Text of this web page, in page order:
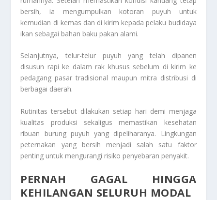
bersih, ia mengumpulkan kotoran puyuh untuk
kemudian di kemas dan di kirim kepada pelaku budidaya
ikan sebagai bahan baku pakan alami.
Selanjutnya, telur-telur puyuh yang telah dipanen
disusun rapi ke dalam rak khusus sebelum di kirim ke
pedagang pasar tradisional maupun mitra distribusi di
berbagai daerah.
Rutinitas tersebut dilakukan setiap hari demi menjaga
kualitas produksi sekaligus memastikan kesehatan
ribuan burung puyuh yang dipeliharanya. Lingkungan
peternakan yang bersih menjadi salah satu faktor
penting untuk mengurangi risiko penyebaran penyakit.
PERNAH GAGAL HINGGA
KEHILANGAN SELURUH MODAL